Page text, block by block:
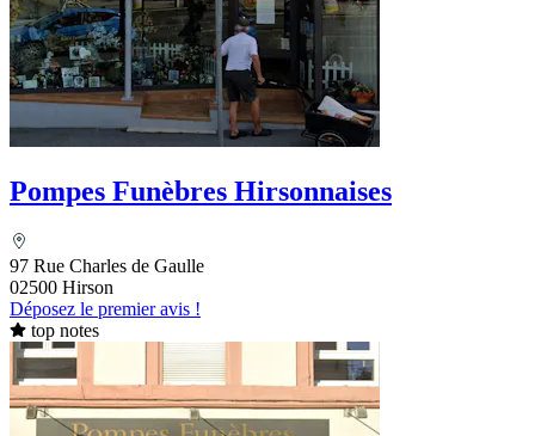
Pompes Funèbres Hirsonnaises
97 Rue Charles de Gaulle
02500 Hirson
Déposez le premier avis !
top notes